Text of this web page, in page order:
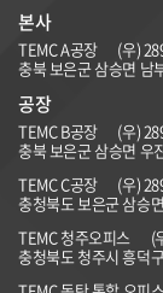
본사
TEMC A공장
(우)
충북 보은군 삼승면 남
공장
TEMC B공장 (우)
충북 보은군 삼승면 우
TEMC C공장
(우)
충청북도 보은군 삼승
TEMC 청주오피스
(
충청북도 청주시 흥덕